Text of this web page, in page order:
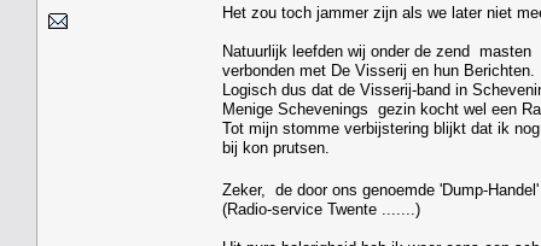
Het zou toch jammer zijn als we later niet
Natuurlijk leefden wij onder de zend masten
verbonden met De Visserij en hun Berichten.
Logisch dus dat de Visserij-band in
Menige Schevenings gezin kocht wel een
Tot mijn stomme verbijstering blijkt dat ik
bij kon prutsen.
Zeker, de door ons genoemde 'Dump-
(Radio-service Twente .......)